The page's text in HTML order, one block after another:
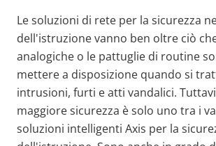
Le soluzioni di rete per la sicurezza
dell'istruzione vanno ben oltre ciò
analogiche o le pattuglie di routine
mettere a disposizione quando si
intrusioni, furti e atti vandalici.
maggiore sicurezza è solo uno tra i
soluzioni intelligenti Axis per la